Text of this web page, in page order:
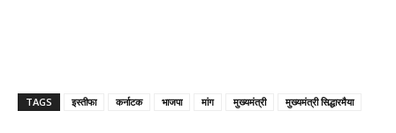
TAGS इस्तीफा कर्नाटक भाजपा मांग मुख्यमंत्री मुख्यमंत्री सिद्धारमैया